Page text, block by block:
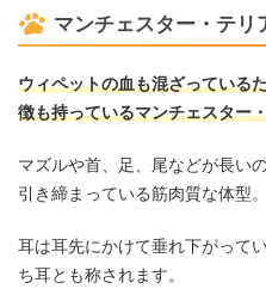
マンチェスター・テリ
ウィペットの血も混ざっている
徴も持っているマンチェスター
マズルや首、足、尾などが長い
引き締まっている筋肉質な体型。
耳は耳先にかけて垂れ下がって
ち耳とも称されます。